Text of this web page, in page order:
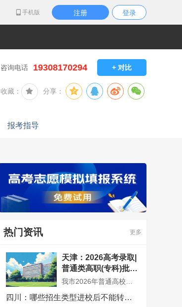
手机版 注册 登录
+ 对比
咨询电话 19308170294
收藏： 分享：
报考指导
热门资讯 更多
天津：2026高考录取|
普通类高职(专科)批次
征询志愿录取结果可
招生录取工作顺利结
四川：哪些招生类型进校后不能转专业